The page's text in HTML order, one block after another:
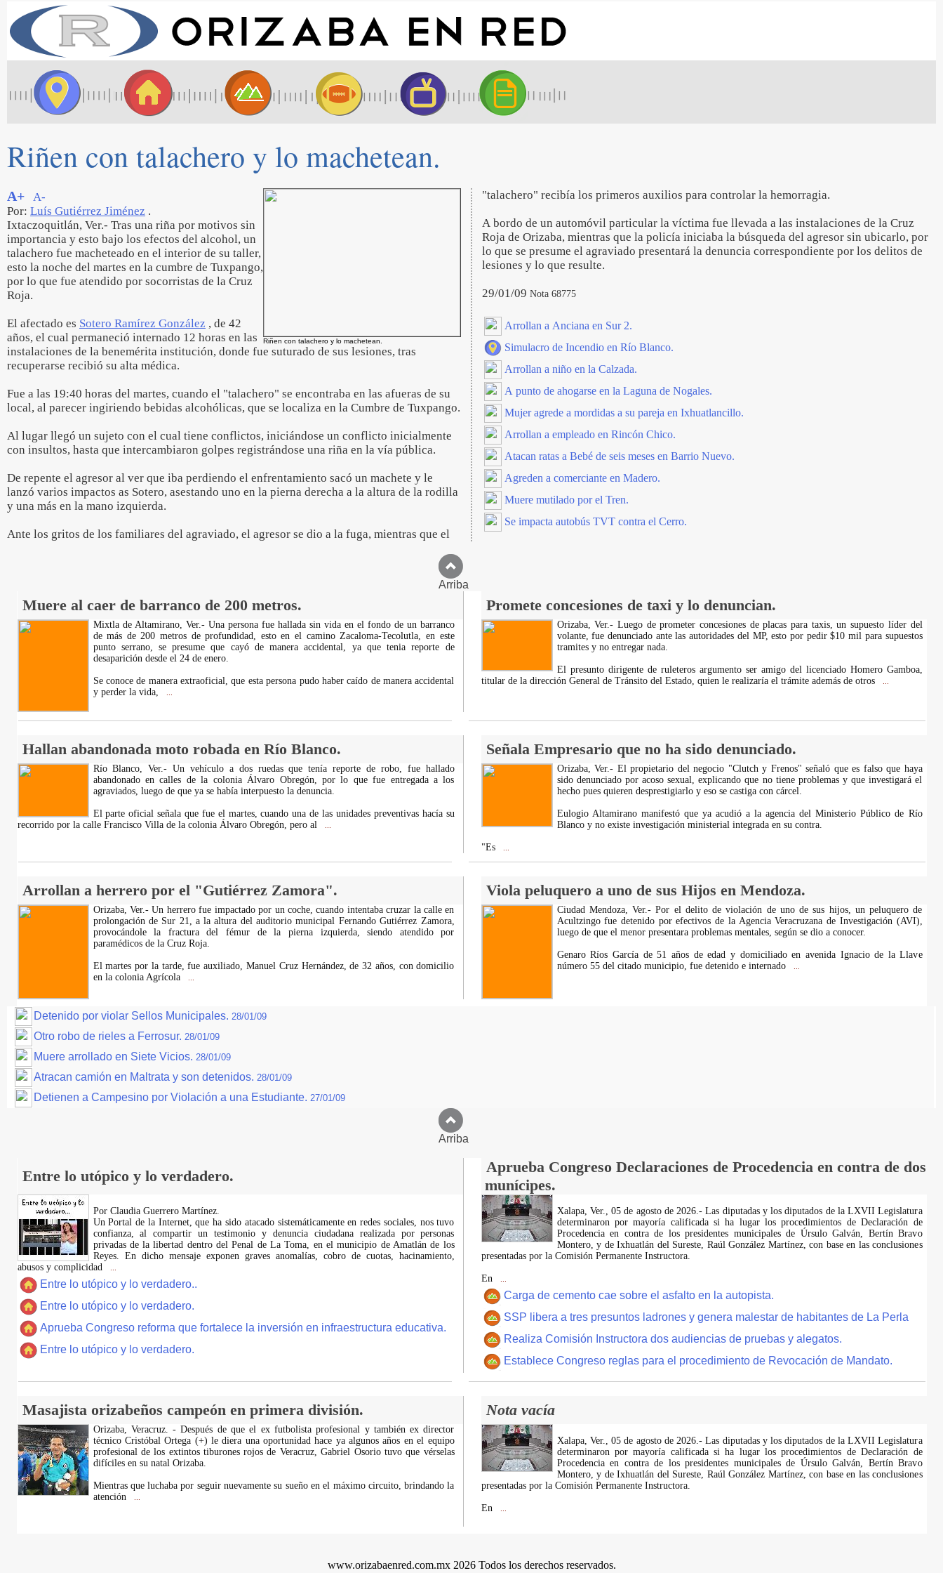
Riñen con talachero y lo machetean.
Riñen con talachero y lo machetean.
A+
A-
Por: Luís Gutiérrez Jiménez .
Ixtaczoquitlán, Ver.- Tras una riña por motivos sin
importancia y esto bajo los efectos del alcohol, un
talachero fue macheteado en el interior de su taller,
esto la noche del martes en la cumbre de Tuxpango,
por lo que fue atendido por socorristas de la Cruz
Roja.
El afectado es Sotero Ramírez González , de 42
años, el cual permaneció internado 12 horas en las
instalaciones de la benemérita institución, donde fue suturado de sus lesiones, tras
recuperarse recibió su alta médica.
Fue a las 19:40 horas del martes, cuando el "talachero" se encontraba en las afueras de su
local, al parecer ingiriendo bebidas alcohólicas, que se localiza en la Cumbre de Tuxpango.
Al lugar llegó un sujeto con el cual tiene conflictos, iniciándose un conflicto inicialmente
con insultos, hasta que intercambiaron golpes registrándose una riña en la vía pública.
De repente el agresor al ver que iba perdiendo el enfrentamiento sacó un machete y le
lanzó varios impactos as Sotero, asestando uno en la pierna derecha a la altura de la rodilla
y una más en la mano izquierda.
Ante los gritos de los familiares del agraviado, el agresor se dio a la fuga, mientras que el
"talachero" recibía los primeros auxilios para controlar la hemorragia.
A bordo de un automóvil particular la víctima fue llevada a las instalaciones de la Cruz
Roja de Orizaba, mientras que la policía iniciaba la búsqueda del agresor sin ubicarlo, por
lo que se presume el agraviado presentará la denuncia correspondiente por los delitos de
lesiones y lo que resulte.
29/01/09 Nota 68775
Arrollan a Anciana en Sur 2.
Simulacro de Incendio en Río Blanco.
Arrollan a niño en la Calzada.
A punto de ahogarse en la Laguna de Nogales.
Mujer agrede a mordidas a su pareja en Ixhuatlancillo.
Arrollan a empleado en Rincón Chico.
Atacan ratas a Bebé de seis meses en Barrio Nuevo.
Agreden a comerciante en Madero.
Muere mutilado por el Tren.
Se impacta autobús TVT contra el Cerro.
Arriba
Muere al caer de barranco de 200 metros. Promete concesiones de taxi y lo denuncian.
Mixtla de Altamirano, Ver.- Una persona fue hallada sin vida en el fondo de un barranco
de más de 200 metros de profundidad, esto en el camino Zacaloma-Tecolutla, en este
punto serrano, se presume que cayó de manera accidental, ya que tenia reporte de
desaparición desde el 24 de enero.
Se conoce de manera extraoficial, que esta persona pudo haber caído de manera accidental
y perder la vida,
Orizaba, Ver.- Luego de prometer concesiones de placas para taxis, un supuesto líder del
volante, fue denunciado ante las autoridades del MP, esto por pedir $10 mil para supuestos
tramites y no entregar nada.
El presunto dirigente de ruleteros argumento ser amigo del licenciado Homero Gamboa,
titular de la dirección General de Tránsito del Estado, quien le realizaría el trámite además de otros
Hallan abandonada moto robada en Río Blanco. Señala Empresario que no ha sido denunciado.
Río Blanco, Ver.- Un vehículo a dos ruedas que tenía reporte de robo, fue hallado
abandonado en calles de la colonia Álvaro Obregón, por lo que fue entregada a los
agraviados, luego de que ya se había interpuesto la denuncia.
El parte oficial señala que fue el martes, cuando una de las unidades preventivas hacía su
recorrido por la calle Francisco Villa de la colonia Álvaro Obregón, pero al
Orizaba, Ver.- El propietario del negocio "Clutch y Frenos" señaló que es falso que haya
sido denunciado por acoso sexual, explicando que no tiene problemas y que investigará el
hecho pues quieren desprestigiarlo y eso se castiga con cárcel.
Eulogio Altamirano manifestó que ya acudió a la agencia del Ministerio Público de Río
Blanco y no existe investigación ministerial integrada en su contra.
"Es
Arrollan a herrero por el "Gutiérrez Zamora". Viola peluquero a uno de sus Hijos en Mendoza.
Orizaba, Ver.- Un herrero fue impactado por un coche, cuando intentaba cruzar la calle en
prolongación de Sur 21, a la altura del auditorio municipal Fernando Gutiérrez Zamora,
provocándole la fractura del fémur de la pierna izquierda, siendo atendido por
paramédicos de la Cruz Roja.
El martes por la tarde, fue auxiliado, Manuel Cruz Hernández, de 32 años, con domicilio
en la colonia Agrícola
Ciudad Mendoza, Ver.- Por el delito de violación de uno de sus hijos, un peluquero de
Acultzingo fue detenido por efectivos de la Agencia Veracruzana de Investigación (AVI),
luego de que el menor presentara problemas mentales, según se dio a conocer.
Genaro Ríos García de 51 años de edad y domiciliado en avenida Ignacio de la Llave
número 55 del citado municipio, fue detenido e internado
Detenido por violar Sellos Municipales. 28/01/09
Otro robo de rieles a Ferrosur. 28/01/09
Muere arrollado en Siete Vicios. 28/01/09
Atracan camión en Maltrata y son detenidos. 28/01/09
Detienen a Campesino por Violación a una Estudiante. 27/01/09
Arriba
Entre lo utópico y lo verdadero.
Aprueba Congreso Declaraciones de Procedencia en contra de dos
munícipes.
Por Claudia Guerrero Martínez.
​Un Portal de la Internet, que ha sido atacado sistemáticamente en redes sociales, nos tuvo
confianza, al compartir un testimonio y denuncia ciudadana realizada por personas
privadas de la libertad dentro del Penal de La Toma, en el municipio de Amatlán de los
Reyes. En dicho mensaje exponen graves anomalías, cobro de cuotas, hacinamiento,
abusos y complicidad
Entre lo utópico y lo verdadero..
Entre lo utópico y lo verdadero.
Aprueba Congreso reforma que fortalece la inversión en infraestructura educativa.
Entre lo utópico y lo verdadero.
Xalapa, Ver., 05 de agosto de 2026.- Las diputadas y los diputados de la LXVII Legislatura
determinaron por mayoría calificada si ha lugar los procedimientos de Declaración de
Procedencia en contra de los presidentes municipales de Úrsulo Galván, Bertín Bravo
Montero, y de Ixhuatlán del Sureste, Raúl González Martínez, con base en las conclusiones
presentadas por la Comisión Permanente Instructora.
En
Carga de cemento cae sobre el asfalto en la autopista.
SSP libera a tres presuntos ladrones y genera malestar de habitantes de La Perla
Realiza Comisión Instructora dos audiencias de pruebas y alegatos.
Establece Congreso reglas para el procedimiento de Revocación de Mandato.
Masajista orizabeños campeón en primera división. Nota vacía
Orizaba, Veracruz. - Después de que el ex futbolista profesional y también ex director
técnico Cristóbal Ortega (+) le diera una oportunidad hace ya algunos años en el equipo
profesional de los extintos tiburones rojos de Veracruz, Gabriel Osorio tuvo que vérselas
difíciles en su natal Orizaba.
Mientras que luchaba por seguir nuevamente su sueño en el máximo circuito, brindando la
atención
Xalapa, Ver., 05 de agosto de 2026.- Las diputadas y los diputados de la LXVII Legislatura
determinaron por mayoría calificada si ha lugar los procedimientos de Declaración de
Procedencia en contra de los presidentes municipales de Úrsulo Galván, Bertín Bravo
Montero, y de Ixhuatlán del Sureste, Raúl González Martínez, con base en las conclusiones
presentadas por la Comisión Permanente Instructora.
En
www.orizabaenred.com.mx 2026 Todos los derechos reservados.